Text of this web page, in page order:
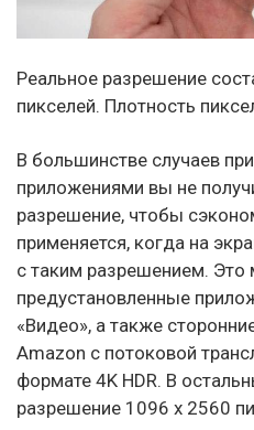
Реальное разрешение
пикселей. Плотность
В большинстве случаев
приложениями вы не
разрешение, чтобы
применяется, когда на
с таким разрешением. Это
предустановленные
«Видео», а также
Amazon с потоковой
формате 4K HDR. В
разрешение 1096 х 2560